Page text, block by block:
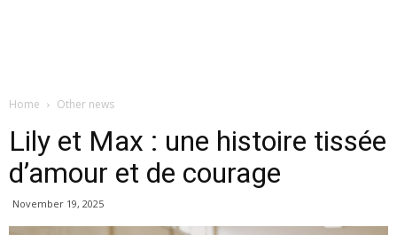
Home Other news
Lily et Max : une histoire tissée
d’amour et de courage
November 19, 2025